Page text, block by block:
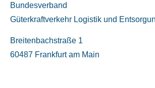
Bundesverband
Güterkraftverkehr Logistik und
Breitenbachstraße 1
60487 Frankfurt am Main